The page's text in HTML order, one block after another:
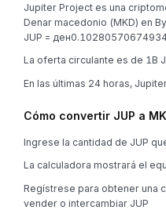
Jupiter Project es una
Denar macedonio (MKD) en
JUP =
La oferta circulante es de 1B
En las últimas 24 horas,
Cómo convertir JUP a
Ingrese la cantidad de JUP
La calculadora mostrará el
Regístrese para obtener una
vender o intercambiar JUP